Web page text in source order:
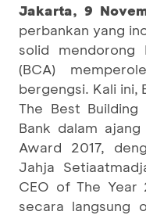
Jakarta, 9
perbankan yang
solid mendorong
(BCA)
bergengsi. Kali ini,
The Best
Bank dalam
Award 2017,
Jahja
CEO of The Year
secara langsung